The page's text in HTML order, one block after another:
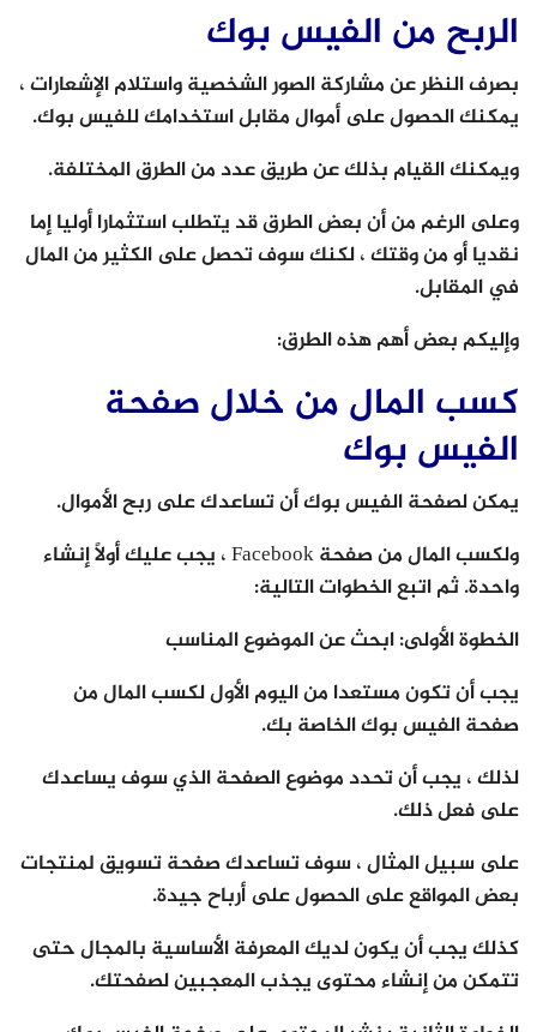
الربح من الفيس بوك
بصرف النظر عن مشاركة الصور الشخصية واستلام الإشعارات ،
يمكنك الحصول على أموال مقابل استخدامك للفيس بوك.
ويمكنك القيام بذلك عن طريق عدد من الطرق المختلفة.
وعلى الرغم من أن بعض الطرق قد يتطلب استثمارا أوليا إما
نقديا أو من وقتك ، لكنك سوف تحصل على الكثير من المال
في المقابل.
وإليكم بعض أهم هذه الطرق:
كسب المال من خلال صفحة
الفيس بوك
يمكن لصفحة الفيس بوك أن تساعدك على ربح الأموال.
ولكسب المال من صفحة Facebook ، يجب عليك أولاً إنشاء
واحدة. ثم اتبع الخطوات التالية:
الخطوة الأولى: ابحث عن الموضوع المناسب
يجب أن تكون مستعدا من اليوم الأول لكسب المال من
صفحة الفيس بوك الخاصة بك.
لذلك ، يجب أن تحدد موضوع الصفحة الذي سوف يساعدك
على فعل ذلك.
على سبيل المثال ، سوف تساعدك صفحة تسويق لمنتجات
بعض المواقع على الحصول على أرباح جيدة.
كذلك يجب أن يكون لديك المعرفة الأساسية بالمجال حتى
تتمكن من إنشاء محتوى يجذب المعجبين لصفحتك.